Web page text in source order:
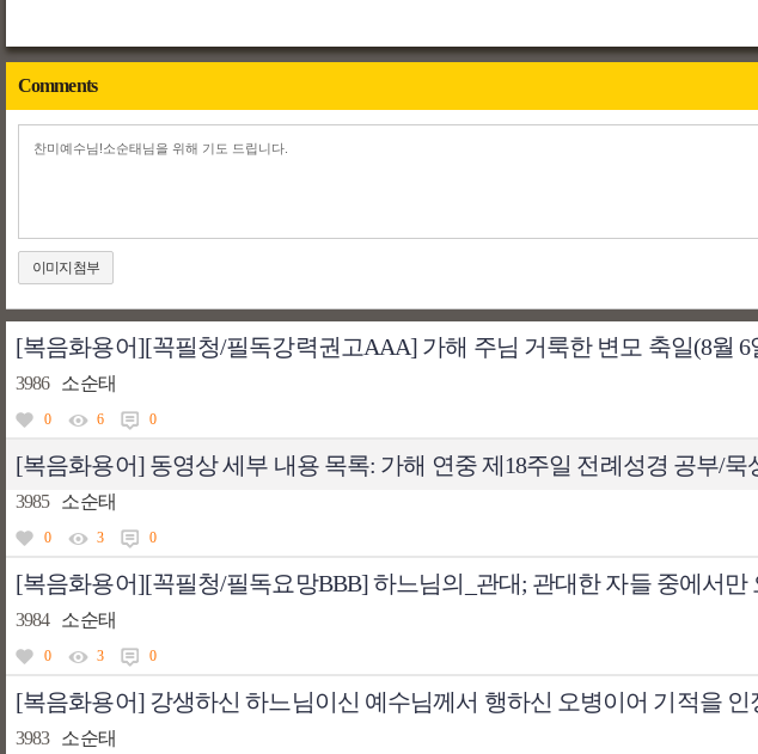
Comments
이미지첨부
[복음화용어][꼭필청/필독강력권고AAA] 가해 주님 거룩한 변모 축일(8월
3986 소순태
0 6 0
[복음화용어] 동영상 세부 내용 목록: 가해 연중 제18주일 전례성경 공부/묵
3985 소순태
0 3 0
[복음화용어][꼭필청/필독요망BBB] 하느님의_관대; 관대한 자들 중에서
3984 소순태
0 3 0
[복음화용어] 강생하신 하느님이신 예수님께서 행하신 오병이어 기적을
3983 소순태